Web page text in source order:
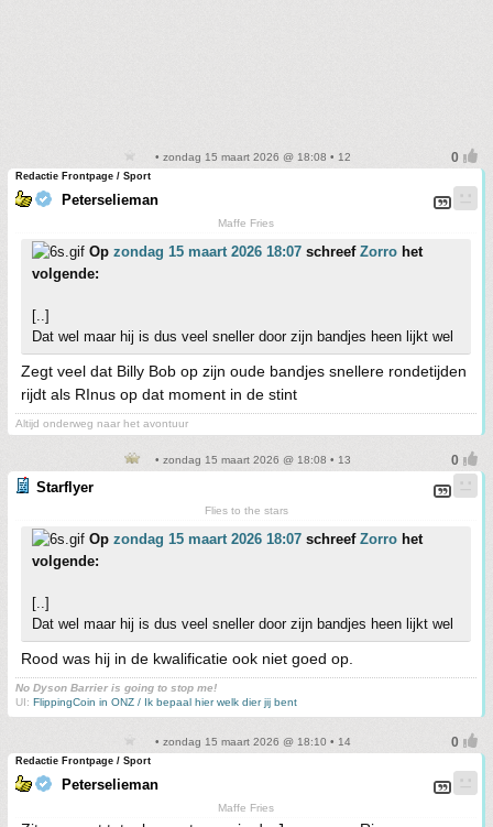
• zondag 15 maart 2026 @ 18:08 • 12
Redactie Frontpage / Sport
Peterselieman
Maffe Fries
Op zondag 15 maart 2026 18:07 schreef Zorro het
volgende:
[..]
Dat wel maar hij is dus veel sneller door zijn bandjes heen lijkt wel
Zegt veel dat Billy Bob op zijn oude bandjes snellere rondetijden
rijdt als RInus op dat moment in de stint
Altijd onderweg naar het avontuur
• zondag 15 maart 2026 @ 18:08 • 13
Starflyer
Flies to the stars
Op zondag 15 maart 2026 18:07 schreef Zorro het
volgende:
[..]
Dat wel maar hij is dus veel sneller door zijn bandjes heen lijkt wel
Rood was hij in de kwalificatie ook niet goed op.
No Dyson Barrier is going to stop me!
UI: FlippingCoin in ONZ / Ik bepaal hier welk dier jij bent
• zondag 15 maart 2026 @ 18:10 • 14
Redactie Frontpage / Sport
Peterselieman
Maffe Fries